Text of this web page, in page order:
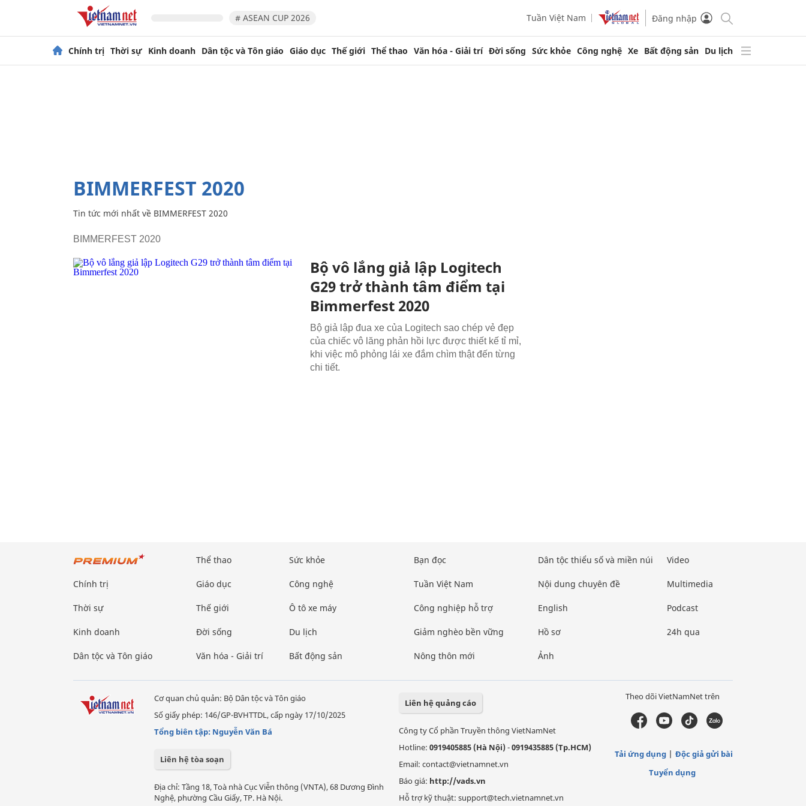
# ASEAN CUP 2026 Tuần Việt Nam Đăng nhập
Chính trị Thời sự Kinh doanh Dân tộc và Tôn giáo Giáo dục Thế giới Thể thao Văn hóa - Giải trí Đời sống Sức khỏe Công nghệ Xe Bất động sản Du lịch
BIMMERFEST 2020
Tin tức mới nhất về BIMMERFEST 2020
BIMMERFEST 2020
Bộ vô lắng giả lập Logitech
G29 trở thành tâm điểm tại
Bimmerfest 2020
Bộ giả lập đua xe của Logitech sao chép vẻ đẹp
của chiếc vô lăng phản hồi lực được thiết kế tỉ mỉ,
khi việc mô phỏng lái xe đắm chìm thật đến từng
chi tiết.
Chính trị
Thời sự
Kinh doanh
Dân tộc và Tôn giáo
Thể thao
Giáo dục
Thế giới
Đời sống
Văn hóa - Giải trí
Sức khỏe
Công nghệ
Ô tô xe máy
Du lịch
Bất động sản
Bạn đọc
Tuần Việt Nam
Công nghiệp hỗ trợ
Giảm nghèo bền vững
Nông thôn mới
Dân tộc thiểu số và miền núi
Nội dung chuyên đề
English
Hồ sơ
Ảnh
Video
Multimedia
Podcast
24h qua
Cơ quan chủ quản: Bộ Dân tộc và Tôn giáo
Số giấy phép: 146/GP-BVHTTDL, cấp ngày 17/10/2025
Tổng biên tập: Nguyễn Văn Bá
Liên hệ tòa soạn
Địa chỉ: Tầng 18, Toà nhà Cục Viễn thông (VNTA), 68 Dương Đình
Nghệ, phường Cầu Giấy, TP. Hà Nội.
Liên hệ quảng cáo
Công ty Cổ phần Truyền thông VietNamNet
Hotline: 0919405885 (Hà Nội)-0919435885 (Tp.HCM)
Email: contact@vietnamnet.vn
Báo giá: http://vads.vn
Hỗ trợ kỹ thuật: support@tech.vietnamnet.vn
Theo dõi VietNamNet trên
Tải ứng dụng
Độc giả gửi bài
Tuyển dụng